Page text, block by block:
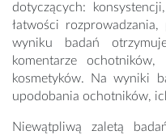
dotyczących:
łatwości
wyniku badań
komentarze
kosmetyków. Na wyniki
upodobania ochotników,
Niewątpliwą zaletą